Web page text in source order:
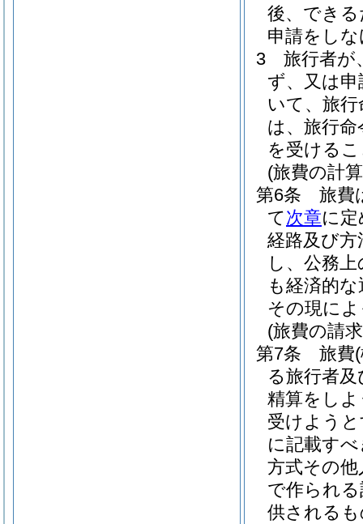
後、でき
申請をし
3
旅行者が
ず、又は
いて、旅
は、旅行
を受ける
(旅費の計
第6条
旅費
て次章に
経路及び
し、公務
も経済的
その現に
(旅費の請
第7条
旅費
る旅行者
精算をし
受けよう
に記載す
方式その
で作られ
供される